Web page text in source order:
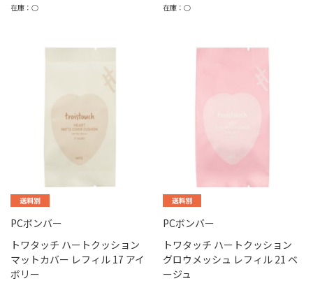
在庫：○
在庫：○
PCボンバー
トワタッチ ハートクッション
マットカバー レフィル 17 アイ
ボリー
PCボンバー
トワタッチ ハートクッション
グロウメッシュ レフィル 21 ベ
ージュ